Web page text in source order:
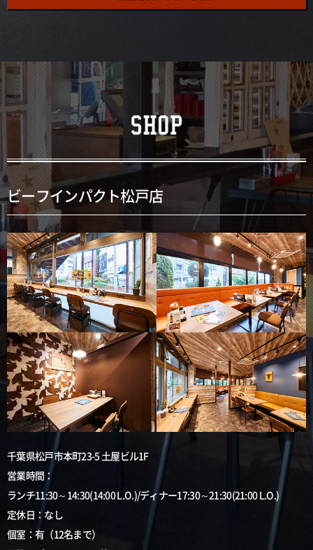
ビーフインパクト松戸店
千葉県松戸市本町23-5 土屋ビル1F
営業時間：
ランチ11:30～14:30(14:00 L.O.)/ディナー17:30～21:30(21:00 L.O.)
定休日：なし
個室：有（12名まで）